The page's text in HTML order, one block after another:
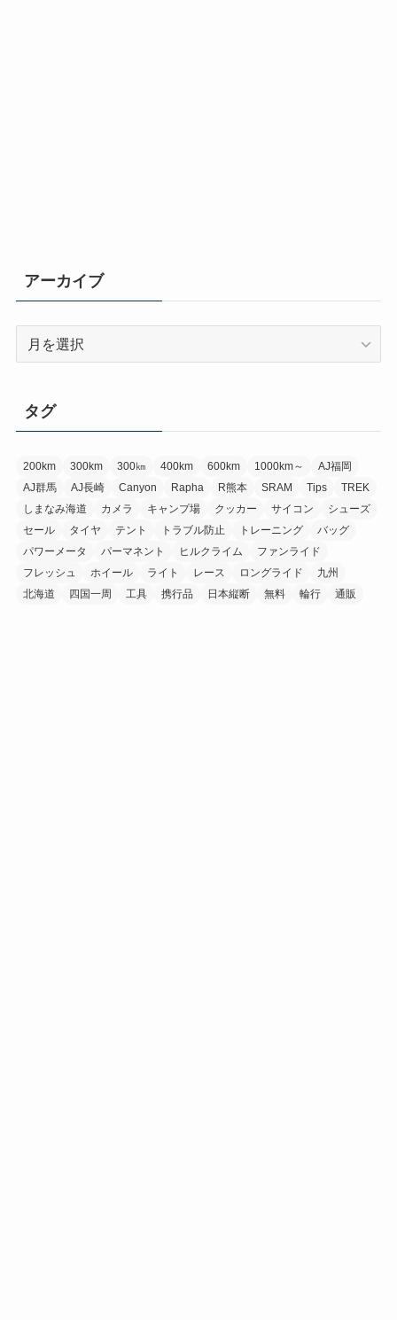
アーカイブ
ブ
タグ
200km 300km 300㎞ 400km 600km 1000km～
AJ福岡
AJ群馬
AJ長崎 Canyon Rapha R熊本 SRAM Tips
TREK
しまなみ海道
カメラ キャンプ場 クッカー サイコン
シューズ
セール
タイヤ テント トラブル防止 トレーニング
バッグ
パワーメータ
パーマネント ヒルクライム
ファンライド
フレッシュ
ホイール ライト レース ロングライド
九州
北海道
四国一周 工具 携行品 日本縦断 無料 輪行 通販